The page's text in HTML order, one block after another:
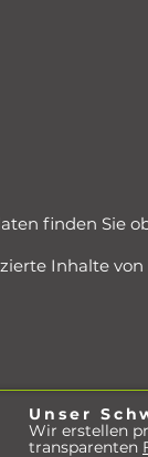
finden Sie
Inhalte von
Unser
Wir erstellen
transparenten